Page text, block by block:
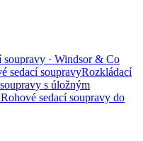
soupravy · Windsor & Co
sedací soupravyRozkládací
s úložným
Rohové sedací soupravy do